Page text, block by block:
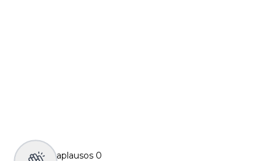
aplausos 0